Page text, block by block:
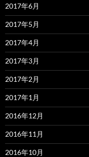
2017年6月
2017年5月
2017年4月
2017年3月
2017年2月
2017年1月
2016年12月
2016年11月
2016年10月